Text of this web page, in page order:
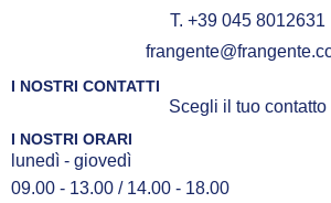
T. +39 045 8012631
I NOSTRI CONTATTI
Scegli il tuo contatto
I NOSTRI ORARI
lunedì - giovedì
09.00 - 13.00 / 14.00 - 18.00